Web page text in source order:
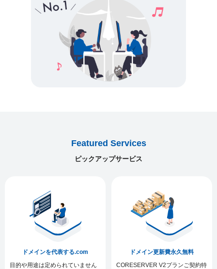
Featured Services
ピックアップサービス
ドメインを代表する.com
目的や用途は定められていません
ドメイン更新費永久無料
CORESERVER V2プランご契約特